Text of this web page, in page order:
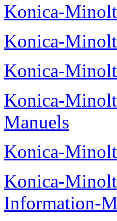
Konica-
Konica-
Konica-
Konica-
Manuels
Konica-
Konica-
Information-